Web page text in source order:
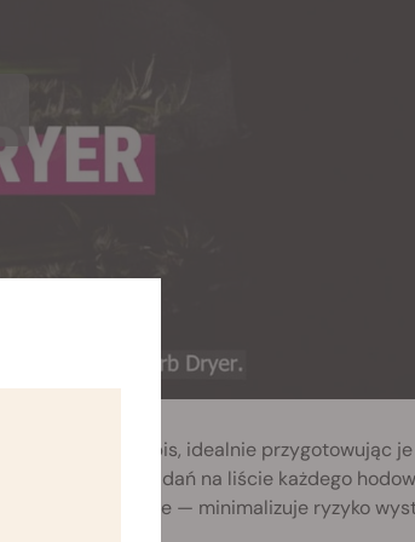
z kwiatów cannabis, idealnie przygotowując
zadań na liście każdego
co najważniejsze — minimalizuje ryzyko